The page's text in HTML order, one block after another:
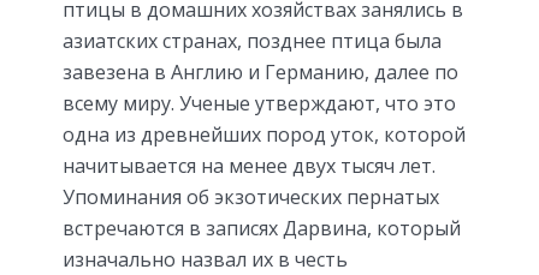
птицы в домашних хозяйствах занялись в
азиатских странах, позднее птица была
завезена в Англию и Германию, далее по
всему миру. Ученые утверждают, что это
одна из древнейших пород уток, которой
начитывается на менее двух тысяч лет.
Упоминания об экзотических пернатых
встречаются в записях Дарвина, который
изначально назвал их в честь